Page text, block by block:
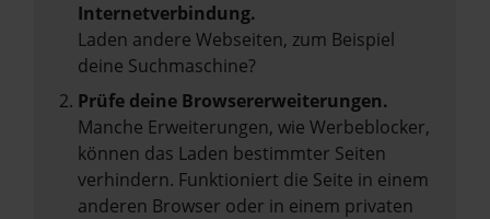
Internetverbindung.
Laden andere Webseiten, zum Beispiel
deine Suchmaschine?
Prüfe deine Browsererweiterungen.
Manche Erweiterungen, wie Werbeblocker,
können das Laden bestimmter Seiten
verhindern. Funktioniert die Seite in einem
anderen Browser oder in einem privaten